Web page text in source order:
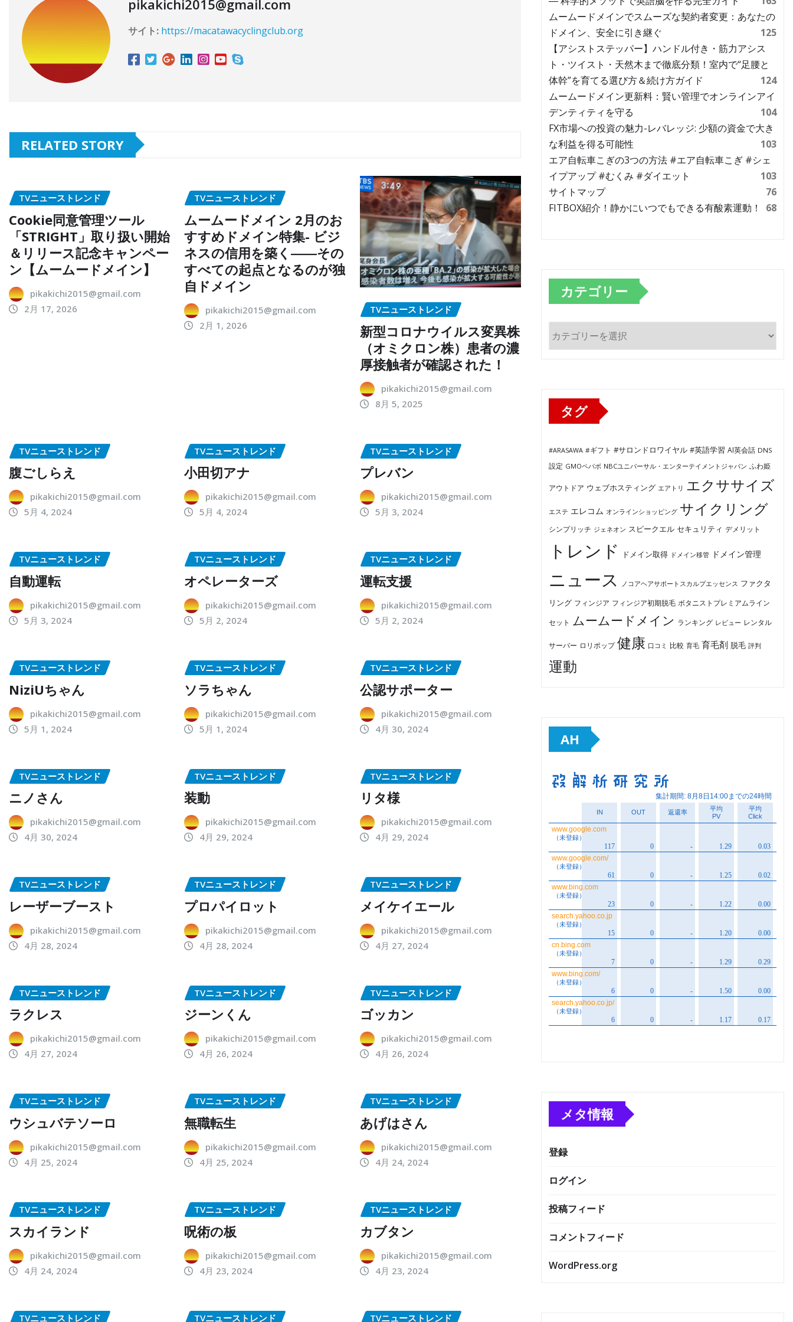
pikakichi2015@gmail.com
サイト: https://macatawacyclingclub.org
RELATED STORY
TVニューストレンド
Cookie同意管理ツール
「STRIGHT」取り扱い開始
＆リリース記念キャンペー
ン【ムームードメイン】
pikakichi2015@gmail.com
2月 17, 2026
TVニューストレンド
ムームードメイン 2月のお
すすめドメイン特集- ビジ
ネスの信用を築く――その
すべての起点となるのが独
自ドメイン
pikakichi2015@gmail.com
2月 1, 2026
TVニューストレンド
新型コロナウイルス変異株
（オミクロン株）患者の濃
厚接触者が確認された！
pikakichi2015@gmail.com
8月 5, 2025
TVニューストレンド
腹ごしらえ
pikakichi2015@gmail.com
5月 4, 2024
TVニューストレンド
小田切アナ
pikakichi2015@gmail.com
5月 4, 2024
TVニューストレンド
プレバン
pikakichi2015@gmail.com
5月 3, 2024
TVニューストレンド
自動運転
pikakichi2015@gmail.com
5月 3, 2024
TVニューストレンド
オペレーターズ
pikakichi2015@gmail.com
5月 2, 2024
TVニューストレンド
運転支援
pikakichi2015@gmail.com
5月 2, 2024
TVニューストレンド
NiziUちゃん
pikakichi2015@gmail.com
5月 1, 2024
TVニューストレンド
ソラちゃん
pikakichi2015@gmail.com
5月 1, 2024
TVニューストレンド
公認サポーター
pikakichi2015@gmail.com
4月 30, 2024
TVニューストレンド
ニノさん
pikakichi2015@gmail.com
4月 30, 2024
TVニューストレンド
装動
pikakichi2015@gmail.com
4月 29, 2024
TVニューストレンド
リタ様
pikakichi2015@gmail.com
4月 29, 2024
TVニューストレンド
レーザーブースト
pikakichi2015@gmail.com
4月 28, 2024
TVニューストレンド
プロパイロット
pikakichi2015@gmail.com
4月 28, 2024
TVニューストレンド
メイケイエール
pikakichi2015@gmail.com
4月 27, 2024
TVニューストレンド
ラクレス
pikakichi2015@gmail.com
4月 27, 2024
TVニューストレンド
ジーンくん
pikakichi2015@gmail.com
4月 26, 2024
TVニューストレンド
ゴッカン
pikakichi2015@gmail.com
4月 26, 2024
TVニューストレンド
ウシュバテソーロ
pikakichi2015@gmail.com
4月 25, 2024
TVニューストレンド
無職転生
pikakichi2015@gmail.com
4月 25, 2024
TVニューストレンド
あげはさん
pikakichi2015@gmail.com
4月 24, 2024
TVニューストレンド
スカイランド
pikakichi2015@gmail.com
4月 24, 2024
TVニューストレンド
呪術の板
pikakichi2015@gmail.com
4月 23, 2024
TVニューストレンド
カブタン
pikakichi2015@gmail.com
4月 23, 2024
TVニューストレンド TVニューストレンド TVニューストレンド
ムームードメインでスムーズな契約者変更：あなたの
ドメイン、安全に引き継ぐ
125
【アシストステッパー】ハンドル付き・筋力アシス
ト・ツイスト・天然木まで徹底分類！室内で“足腰と
体幹”を育てる選び方＆続け方ガイド
124
ムームードメイン更新料：賢い管理でオンラインアイ
デンティティを守る
104
FX市場への投資の魅力-レバレッジ: 少額の資金で大き
な利益を得る可能性
103
エア自転車こぎの3つの方法 #エア自転車こぎ #シェ
イプアップ #むくみ #ダイエット
103
サイトマップ
76
FITBOX紹介！静かにいつでもできる有酸素運動！
68
カテゴリー
テ
タグ
#ARASAWA #ギフト #サロンドロワイヤル #英語学習 AI英会話 DNS
設定 GMOペパボ NBCユニバーサル・エンターテイメントジャパン ふわ姫
アウトドア ウェブホスティング エアトリ エクササイズ
エステ エレコム オンラインショッピング サイクリング
シンプリッチ ジェネオン スピークエル セキュリティ デメリット
トレンド ドメイン取得 ドメイン移管 ドメイン管理
ニュース ノコアヘアサポートスカルプエッセンス ファクタ
リング フィンジア フィンジア初期脱毛 ボタニストプレミアムライン
セット ムームードメイン ランキング レビュー レンタル
サーバー ロリポップ 健康 口コミ 比較 育毛 育毛剤 脱毛 評判
運動
AH
メタ情報
登録
ログイン
投稿フィード
コメントフィード
WordPress.org